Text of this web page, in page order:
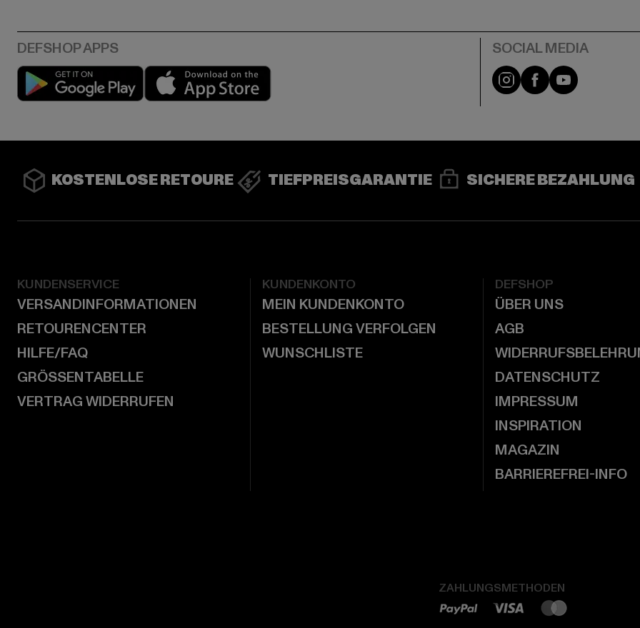
Play market Instagram
FacebookYouTube
KOSTENLOSE RETOURE TIEFPREISGARANTIE SICHERE BEZAHLUNG
KUNDENSERVICE
VERSANDINFORMATIONEN
RETOURENCENTER
HILFE/FAQ
GRÖSSENTABELLE
VERTRAG WIDERRUFEN
KUNDENKONTO
MEIN KUNDENKONTO
BESTELLUNG VERFOLGEN
WUNSCHLISTE
DEFSHOP
ÜBER UNS
AGB
DATENSCHUTZ
IMPRESSUM
INSPIRATION
MAGAZIN
BARRIEREFREI-INFO
ZAHLUNGSMETHODEN